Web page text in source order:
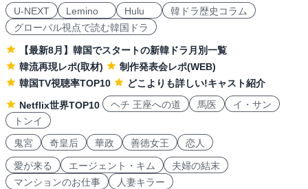
U-NEXT
Lemino Hulu
韓ドラ歴史コラム
グローバル視点で読む韓国ドラ
【最新8月】韓国でスタートの新韓ドラ月別一覧
韓流再現レポ(取材)
制作発表会レポ(WEB)
韓国TV視聴率TOP10
どこよりも詳しい!キャスト紹介
Netflix世界TOP10
ヘチ 王座への道 馬医
イ・サン
トンイ
鬼宮
奇皇后 華政 善徳女王 恋人
愛が来る エージェント・キム
夫婦の結末
マンションのお仕事
人妻キラー